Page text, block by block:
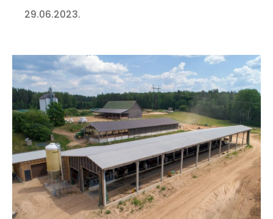
kompleksa celtniecībai Rīgā, Pļavniekos.
dzīvojamās ēkas, nodrošinot Rīgas iedzīvotājus
ar vairāk nekā 150 jauniem dzīvokļiem. “AFI
Investments” valdes locekle Ilona Striga pauž:
“Esam […]
29.06.2023.